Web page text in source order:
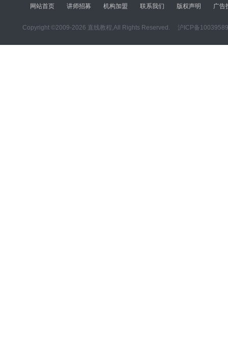
网站首页 讲师招募 机构加盟 联系我们 版权声明 广告
Copyright ©2009-2026 直线教程,All Rights Reserved. 沪ICP备